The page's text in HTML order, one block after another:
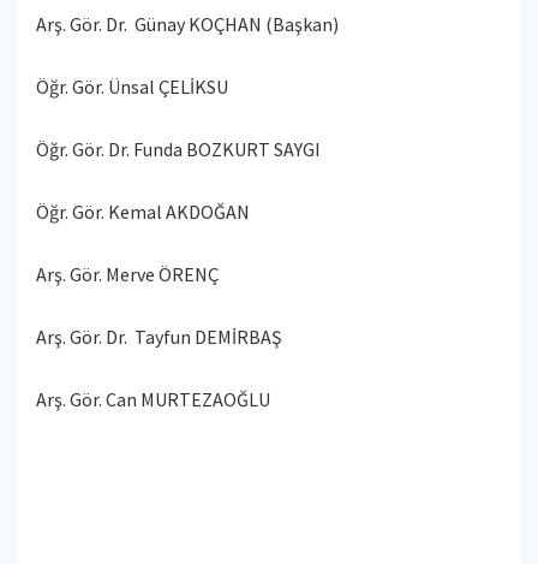
Arş. Gör. Dr. Günay KOÇHAN (Başkan)
Öğr. Gör. Ünsal ÇELİKSU
Öğr. Gör. Dr. Funda BOZKURT SAYGI
Öğr. Gör. Kemal AKDOĞAN
Arş. Gör. Merve ÖRENÇ
Arş. Gör. Dr. Tayfun DEMİRBAŞ
Arş. Gör. Can MURTEZAOĞLU